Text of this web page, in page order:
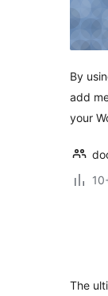
By
add
your
The